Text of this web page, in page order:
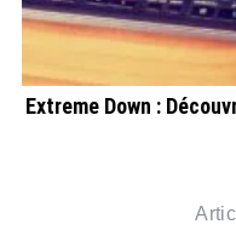
Extreme Down :